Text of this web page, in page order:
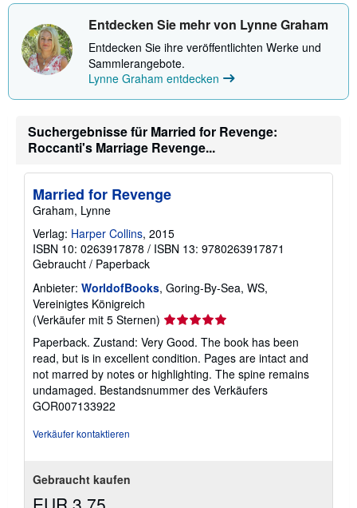
t
o
n
e
z
V
s
d
n
Entdecken Sie mehr von Lynne Graham
Entdecken Sie ihre veröffentlichten Werke und
Sammlerangebote.
Lynne Graham entdecken
Suchergebnisse für Married for Revenge:
Roccanti's Marriage Revenge...
Married for Revenge
Graham, Lynne
Verlag: Harper Collins, 2015
ISBN 10: 0263917878 / ISBN 13: 9780263917871
Gebraucht / Paperback
Anbieter: WorldofBooks, Goring-By-Sea, WS,
Vereinigtes Königreich
(Verkäufer mit 5 Sternen) Verkäuferbewertung
von
5
Sternen
Paperback. Zustand: Very Good. The book has been
read, but is in excellent condition. Pages are intact and
not marred by notes or highlighting. The spine remains
undamaged. Bestandsnummer des Verkäufers
GOR007133922
Verkäufer kontaktieren
Gebraucht kaufen